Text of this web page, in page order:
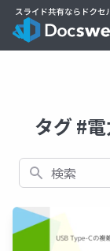
タグ #
検索